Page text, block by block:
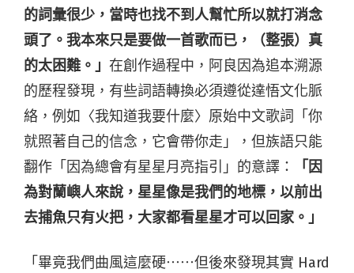
的詞彙很少，當時也找不到人幫忙所以就打消念
頭了。我本來只是要做一首歌而已，（整張）真
的太困難。」 在創作過程中，阿良因為追本溯源
的歷程發現，有些詞語轉換必須遵從達悟文化脈
絡，例如〈我知道我要什麼〉原始中文歌詞「你
就照著自己的信念，它會帶你走」，但族語只能
翻作「因為總會有星星月亮指引」的意譯：
「因
為對蘭嶼人來說，星星像是我們的地標，以前出
去捕魚只有火把，大家都看星星才可以回家。」
「畢竟我們曲風這麼硬⋯⋯但後來發現其實 Hard